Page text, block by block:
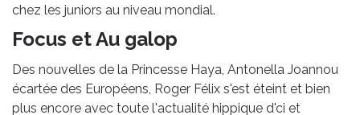
chez les juniors au niveau mondial.
Focus et Au galop
Des nouvelles de la Princesse Haya, Antonella Joannou
écartée des Européens, Roger Félix s'est éteint et bien
plus encore avec toute l'actualité hippique d'ci et